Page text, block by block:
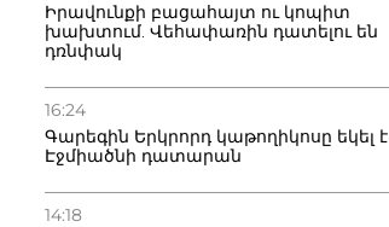
Իրավունքի բացահայտ ու կոպիտ
խախտում. Վեհափառին դատելու են
դռնփակ
16:24
Գարեգին Երկրորդ կաթողիկոսը եկել է
Էջմիածնի դատարան
14:18